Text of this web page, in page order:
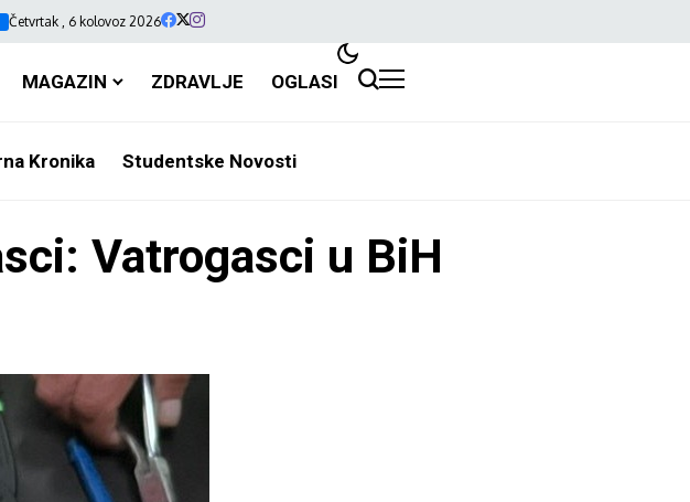
Četvrtak , 6 kolovoz 2026
MAGAZIN ZDRAVLJE OGLASI
Kronika Studentske Novosti
Vatrogasci u BiH